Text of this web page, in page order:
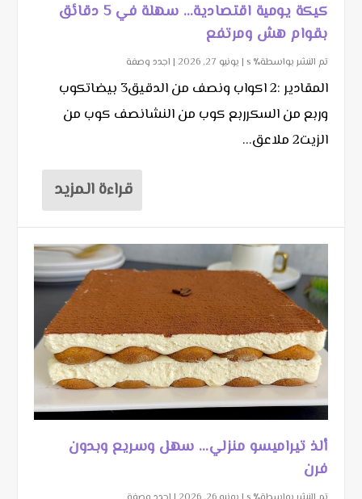
كيكة يومية اقتصادية… سهلة في 5 دقائق
بقوام هش ومرتفع
تم النشر بواسطة٪ s | يونيو 27, 2026 | اجدد وصفة
المقادير :2 اكواب ونصف من الدقيق3 بيضاتكوب
وربع من السكرربع كوب من النشانصف كوب من
الزيت2 ملاعق...
قراءة المزيد
ألذ تيراميسو منزلي… سهل وسريع وبدون
فرن